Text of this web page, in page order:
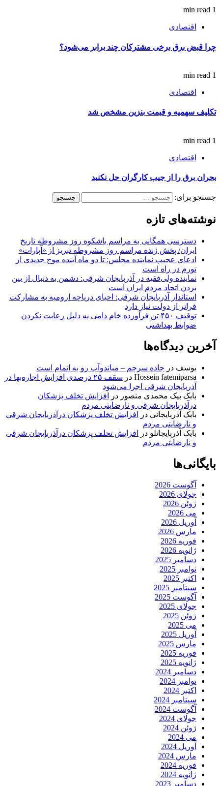
1 min read
اقتصادی
چرا قبض برق برخی مشترکان چند برابر می‌شود؟
1 min read
اقتصادی
تکلیف سهمیه و قیمت بنزین مشخص شد
1 min read
اقتصادی
بحران برق را از جیب کارگران حل نکنید
جستجو برای:
نوشته‌های تازه
دسترسی همگانی به مراسم باشکوه روز مشروطه تاریخ
ایران/ پخش زنده مراسم روز مشروطه تبریز از «آپارات»
ادعای عجیب نماینده مجلس: تا دو ماه آینده موج جدیدی از
تورم در راه است
نماینده ولی‌فقیه در آذربایجان شرقی: دشمن به دنبال از بین
بردن اتحاد مردم ایران است
استاندار آذربایجان شرقی: احیای دریاچه ارومیه به مشارکت
فراتر از دولت نیاز دارد
توقیف ۴۵۰ تن فرآورده خام دامی به دلیل رعایت نکردن
ضوابط بهداشتی
آخرین دیدگاه‌ها
یوسف در جاده سرچم – میاندوآب رو به اتمام است
Hossein fatemiparsa در
سقف ۲۵ درصدی افزایش اجاره‌بها در
آذربایجان شرقی اجرا می‌شود
بابک بیک محمدی منصور در
افزایش تخلف پزشکان
درآذربایجان شرقی و نارضایتی مردم
بابک آذربایجانی در
افزایش تخلف پزشکان درآذربایجان شرقی
و نارضایتی مردم
بابک آذربایجانلو در
افزایش تخلف پزشکان درآذربایجان شرقی
و نارضایتی مردم
بایگانی‌ها
آگوست 2026
جولای 2026
ژوئن 2026
می 2026
آوریل 2026
مارس 2026
فوریه 2026
ژانویه 2026
دسامبر 2025
نوامبر 2025
اکتبر 2025
سپتامبر 2025
آگوست 2025
جولای 2025
ژوئن 2025
می 2025
آوریل 2025
مارس 2025
فوریه 2025
ژانویه 2025
دسامبر 2024
نوامبر 2024
اکتبر 2024
سپتامبر 2024
آگوست 2024
جولای 2024
ژوئن 2024
می 2024
آوریل 2024
مارس 2024
فوریه 2024
ژانویه 2024
دسامبر 2023